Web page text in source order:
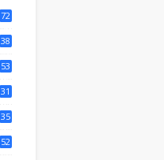
72
38
53
31
35
52